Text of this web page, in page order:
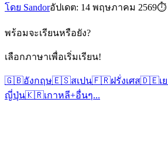
โดย Sandorอัปเดต: 14 พฤษภาคม 2569⏱
พร้อมจะเรียนหรือยัง?
เลือกภาษาเพื่อเริ่มเรียน!
🇬🇧อังกฤษ🇪🇸สเปน🇫🇷ฝรั่งเศส🇩🇪เ
ญี่ปุ่น🇰🇷เกาหลี+อื่นๆ...